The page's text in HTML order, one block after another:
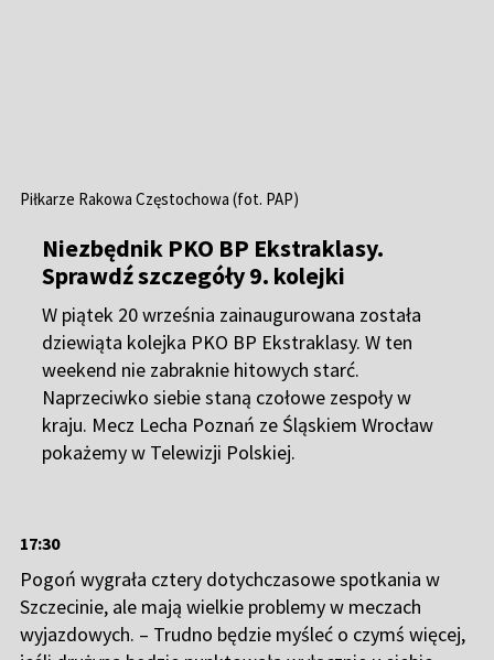
Naprzeciwko siebie staną czołowe zespoły w
pokażemy w Telewizji Polskiej.
17:30
Pogoń wygrała cztery dotychczasowe spotkania w
Szczecinie, ale mają wielkie problemy w meczach
wyjazdowych. – Trudno będzie myśleć o czymś więcej,
jeśli drużyna będzie punktowała wyłącznie u siebie –